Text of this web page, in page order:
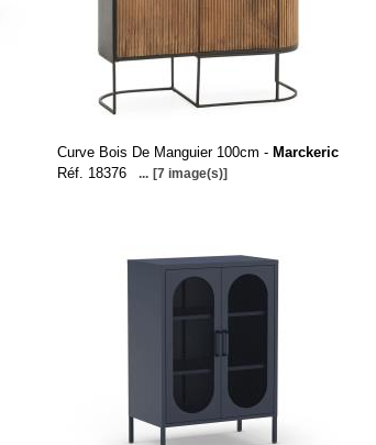
Curve Bois De Manguier 100cm - Marckeric
Réf. 18376
... [7 image(s)]